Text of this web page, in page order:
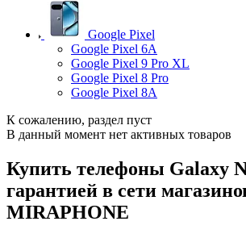
Google Pixel
Google Pixel 6A
Google Pixel 9 Pro XL
Google Pixel 8 Pro
Google Pixel 8A
К сожалению, раздел пуст
В данный момент нет активных товаров
Купить телефоны Galaxy
гарантией в сети
MIRAPHONE